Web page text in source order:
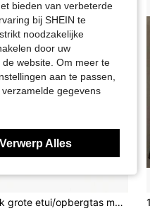
4.86
4.86
1 stuk grote etui/opbergtas met macaronpatroon, stationerytas in Ins-stijl, kan worden gebruikt als draagbare etui/opbergtas of make-uptas, voldoet aan de kantoor- en studienoden van tieners, schoolspullen voor studenten
bieden van verbeterde
bij SHEIN te
noodzakelijke
door uw
website. Om meer te
aan te passen,
gegevens
Verwerp Alles